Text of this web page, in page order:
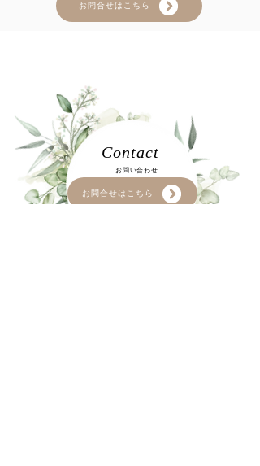
お問合せはこちら
Contact
​お問い合わせ​
お問合せはこちら